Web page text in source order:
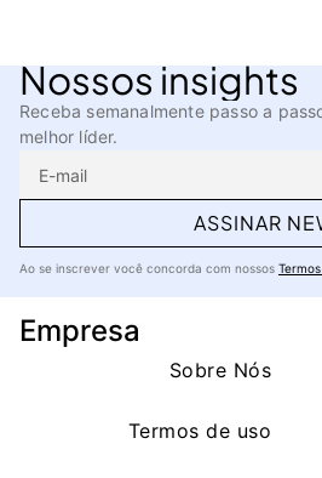
Nossos insights
Receba semanalmente passo a
melhor líder.
ASSINAR
Ao se inscrever você concorda com nossos
Empresa
Sobre Nós
Termos de uso